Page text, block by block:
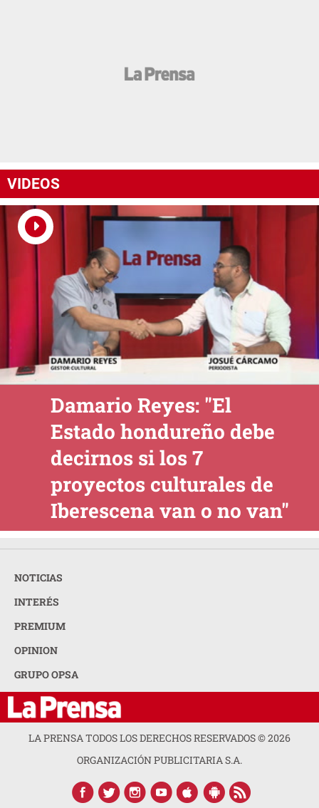
VIDEOS
Damario Reyes: "El
Estado hondureño debe
decirnos si los 7
proyectos culturales de
Iberescena van o no van"
NOTICIAS
INTERÉS
PREMIUM
OPINION
GRUPO OPSA
LA PRENSA TODOS LOS DERECHOS RESERVADOS ©2026
ORGANIZACIÓN PUBLICITARIA S.A.